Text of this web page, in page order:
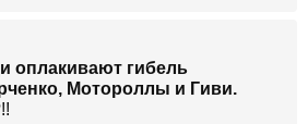
оплакивают гибель
Мотороллы и Гиви.